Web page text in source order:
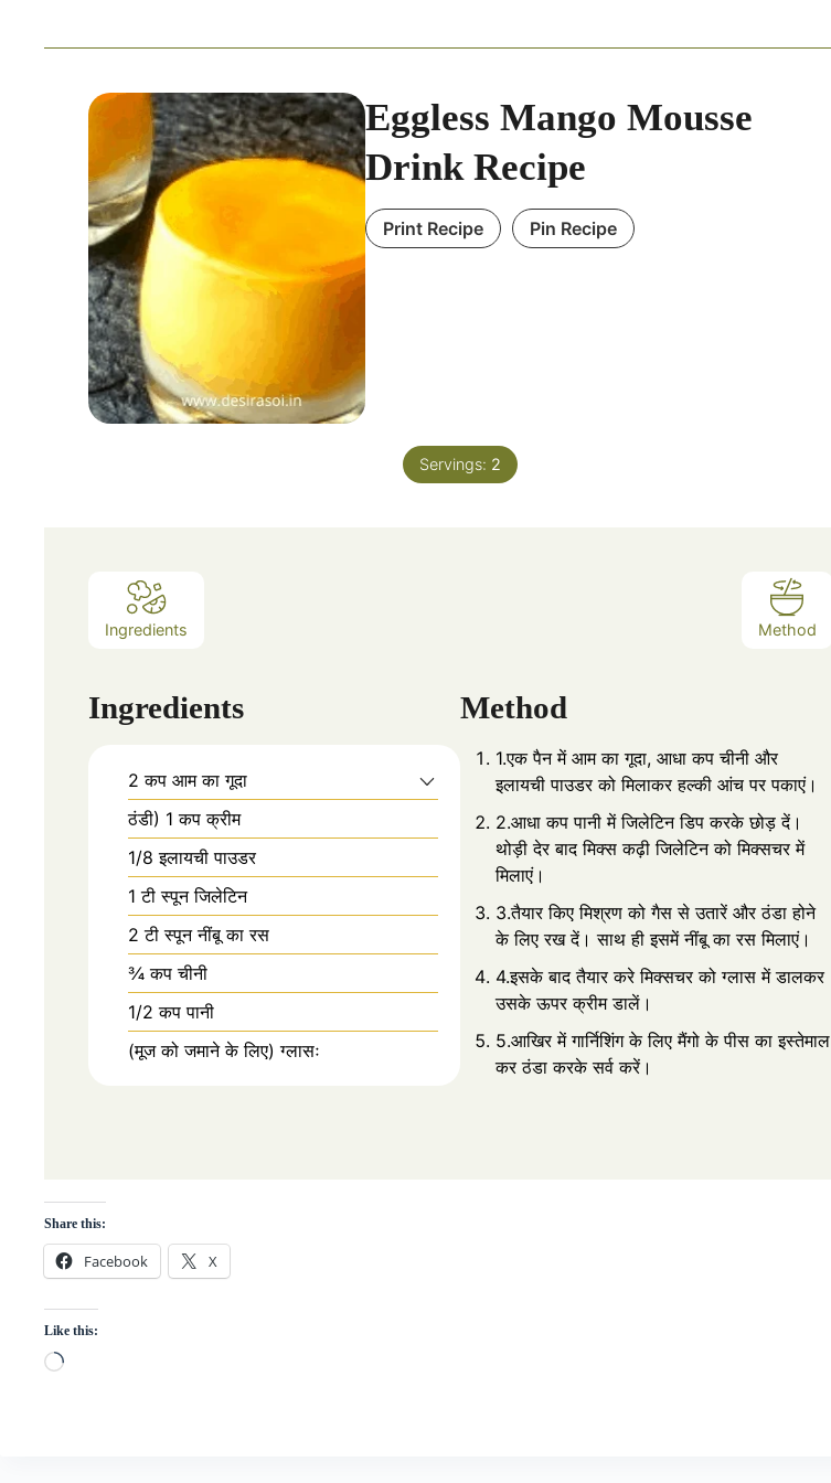
Eggless Mango Mousse
Drink Recipe
Print Recipe Pin Recipe
Servings: 2
Ingredients Method
Ingredients
2 कप आम का गूदा
ठंडी) 1 कप क्रीम
1/8 इलायची पाउडर
1 टी स्पून जिलेटिन
2 टी स्पून नींबू का रस
¾ कप चीनी
1/2 कप पानी
(मूज को जमाने के लिए) ग्लासः
Method
1.एक पैन में आम का गूदा, आधा कप चीनी और
इलायची पाउडर को मिलाकर हल्की आंच पर पकाएं।
2.आधा कप पानी में जिलेटिन डिप करके छोड़ दें।
थोड़ी देर बाद मिक्स कढ़ी जिलेटिन को मिक्सचर में
मिलाएं।
3.तैयार किए मिश्रण को गैस से उतारें और ठंडा होने
के लिए रख दें। साथ ही इसमें नींबू का रस मिलाएं।
4.इसके बाद तैयार करे मिक्सचर को ग्लास में डालकर
उसके ऊपर क्रीम डालें।
5.आखिर में गार्निशिंग के लिए मैंगो के पीस का इस्तेमाल
कर ठंडा करके सर्व करें।
Share this:
Facebook X
Like this:
Loading…